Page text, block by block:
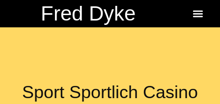
Fred Dyke
Sport Sportlich Casino